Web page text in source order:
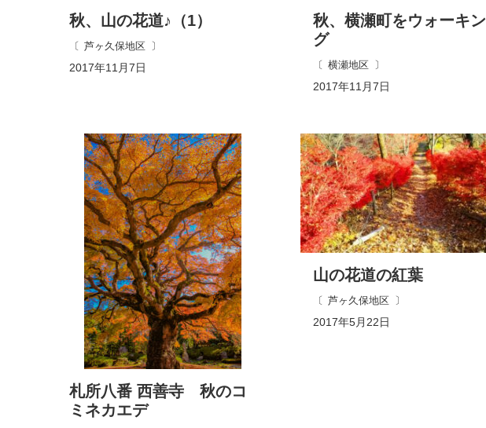
2017年11月7日
芦ヶ久保地区
秋、山の花道♪（1）
2017年11月7日
横瀬地区
秋、横瀬町をウォーキン
グ
札所八番 西善寺 秋のコ
ミネカエデ
2017年5月22日
芦ヶ久保地区
山の花道の紅葉